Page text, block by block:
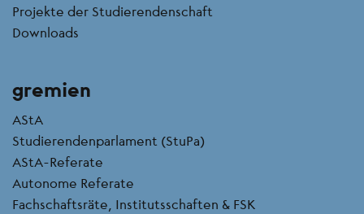
Projekte der Studierendenschaft
Downloads
gremien
AStA
Studierendenparlament (StuPa)
AStA-Referate
Autonome Referate
Fachschaftsräte, Institutsschaften & FSK